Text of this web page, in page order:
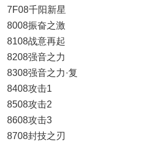
7F08千阳新星
8008振奋之激
8108战意再起
8208强音之力
8308强音之力·复
8408攻击1
8508攻击2
8608攻击3
8708封技之刃